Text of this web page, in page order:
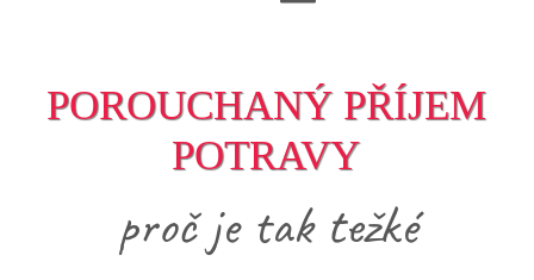
POROUCHANÝ PŘÍJEM
POTRAVY
proč je tak težké